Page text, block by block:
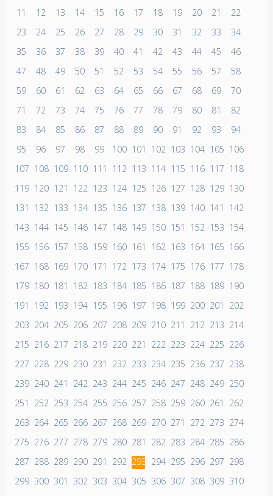
11 12 13 14 15 16 17 18 19 20 21
22
23
24 25 26 27 28 29 30 31 32 33
34
35
36 37 38 39 40 41 42 43 44 45
46
47
48 49 50 51 52 53 54 55 56 57
58
59
60 61 62 63 64 65 66 67 68 69
70
71
72 73 74 75 76 77 78 79 80 81
82
83
84 85 86 87 88 89 90 91 92 93
94
95
96 97 98 99 100 101 102 103 104 105 106
107 108 109 110 111 112 113 114 115 116 117 118
119 120 121 122 123 124 125 126 127 128 129 130
131
132 133 134 135 136 137 138 139 140 141
142
143 144 145 146 147 148 149 150 151 152 153 154
155 156 157 158 159 160 161 162 163 164 165 166
167 168 169 170 171 172 173 174 175 176 177 178
179 180 181 182 183 184 185 186 187 188 189 190
191
192 193 194 195 196 197 198 199 200 201
202
203 204 205 206 207 208 209 210 211 212 213 214
215 216 217 218 219 220 221 222 223 224 225 226
227 228 229 230 231 232 233 234 235 236 237 238
239 240 241 242 243 244 245 246 247 248 249 250
251
252 253 254 255 256 257 258 259 260 261
262
263 264 265 266 267 268 269 270 271 272 273 274
275 276 277 278 279 280 281 282 283 284 285 286
287 288 289 290 291 292 293 294 295 296 297 298
299 300 301 302 303 304 305 306 307 308 309 310